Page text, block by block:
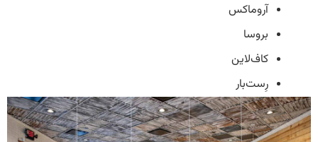
آروماکس
بروسا
کاف‌لاین
رِست‌بار